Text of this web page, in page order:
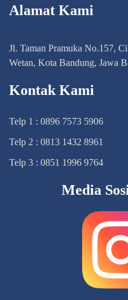
Alamat Kami
Jl. Taman Pramuka No.157,
Wetan, Kota Bandung, Jawa
Kontak Kami
Telp 1 : 0896 7573 5906
Telp 2 : 0813 1432 8961
Telp 3 : 0851 1996 9764
Media